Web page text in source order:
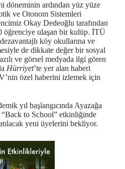
döneminin ardından yüz yüze
ve Otonom Sistemleri
Okay Dedeoğlu tarafından
öğrenciye ulaşan bir kulüp. İTÜ
köy okullarına ve
de dikkate değer bir sosyal
ve görsel medyada ilgi gören
Hürriyet’te yer alan haberi
özel haberini izlemek için
yıl başlangıcında Ayazağa
to School” etkinliğinde
yeni üyelerini bekliyor.